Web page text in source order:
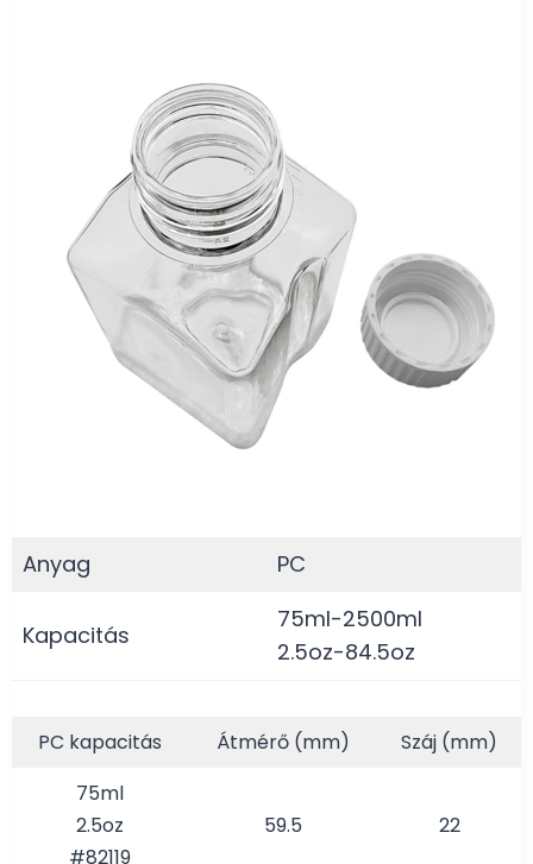
Anyag PC
Kapacitás
75ml-2500ml
2.5oz-84.5oz
PC kapacitás Átmérő (mm)
Száj (mm)
75ml
2.5oz
#82119
59.5 22